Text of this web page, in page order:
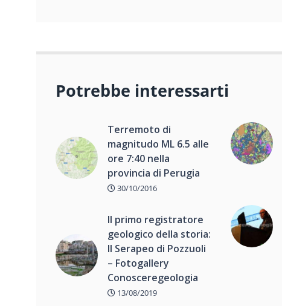
Potrebbe interessarti
Terremoto di
magnitudo ML 6.5 alle
ore 7:40 nella
provincia di Perugia
30/10/2016
Il primo registratore
geologico della storia:
Il Serapeo di Pozzuoli
– Fotogallery
Conosceregeologia
13/08/2019